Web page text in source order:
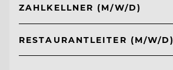
ZAHLKELLNER (M/W/D)
RESTAURANTLEITER (M/W/D)